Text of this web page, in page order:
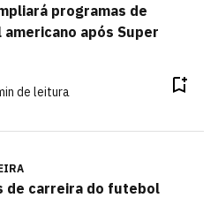
programas de
após Super
de leitura
de carreira do futebol